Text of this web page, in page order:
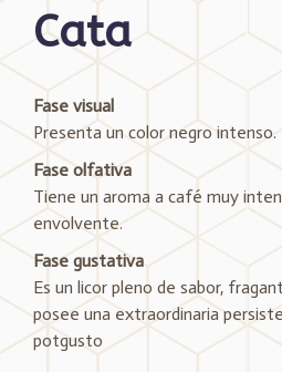
Cata
Fase visual
Presenta un color negro intenso.
Fase olfativa
Tiene un aroma a café muy
envolvente.
Fase gustativa
Es un licor pleno de sabor,
posee una extraordinaria
potgusto